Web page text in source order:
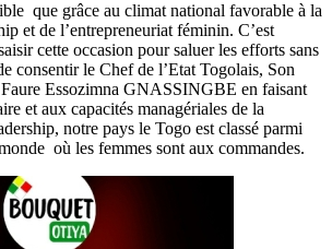
que grâce au climat national favorable à la
et de l’entrepreneuriat féminin. C’est
cette occasion pour saluer les efforts sans
consentir le Chef de l’Etat Togolais, Son
Essozimna GNASSINGBE en faisant
et aux capacités managériales de la
notre pays le Togo est classé parmi
où les femmes sont aux commandes.